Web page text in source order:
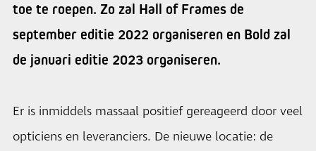
toe te roepen. Zo zal Hall of Frames de
september editie 2022 organiseren en Bold zal
de januari editie 2023 organiseren.
Er is inmiddels massaal positief gereageerd door veel
opticiens en leveranciers. De nieuwe locatie: de